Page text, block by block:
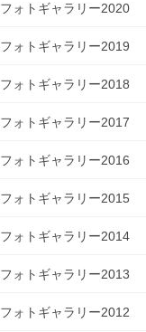
フォトギャラリー2020
フォトギャラリー2019
フォトギャラリー2018
フォトギャラリー2017
フォトギャラリー2016
フォトギャラリー2015
フォトギャラリー2014
フォトギャラリー2013
フォトギャラリー2012